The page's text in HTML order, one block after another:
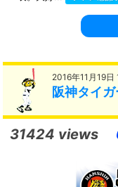
2016年11月19日
阪神タイ
31424 views